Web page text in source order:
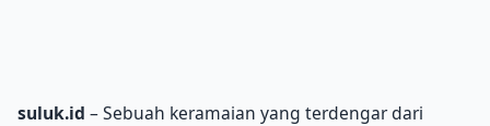
suluk.id – Sebuah keramaian yang terdengar dari